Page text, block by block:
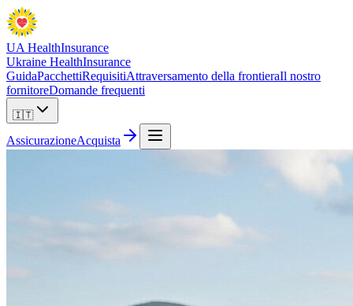
UA HealthInsurance
Ukraine HealthInsurance
GuidaPacchettiRequisitiAttraversamento della frontieraIl nostro
fornitoreDomande frequenti
🇮🇹
AssicurazioneAcquista